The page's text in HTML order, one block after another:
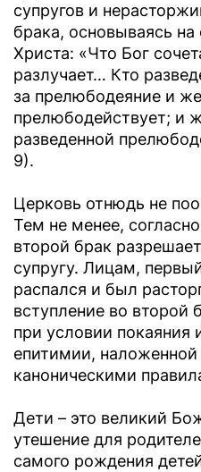
супругов и
брака, основываясь
Христа: «Что Бог
разлучает… Кто
за прелюбодеяние и
прелюбодействует; и
разведенной
9).
Церковь отнюдь не
Тем не менее,
второй брак
супругу. Лицам,
распался и был
вступление во второй
при условии покаяния
епитимии, наложенной
каноническими
Дети – это великий
утешение для
самого рождения